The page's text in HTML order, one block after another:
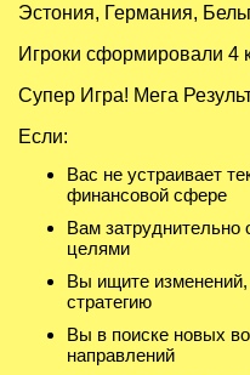
Эстония, Германия,
Игроки сформировали 4
Супер Игра! Мега
Если:
Вас не устраивает
финансовой сфере
Вам затруднительно
целями
Вы ищите
стратегию
Вы в поиске новых
направлений